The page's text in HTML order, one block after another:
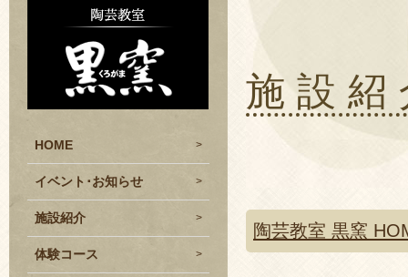
HOME
イベント･お知らせ
施設紹介
体験コース
施設紹
陶芸教室 黒窯